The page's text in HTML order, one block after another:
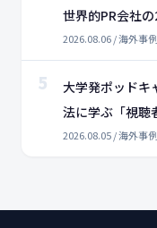
世界的PR会社
2026.08.06 / 海外事例
5
大学発ポッドキ
法に学ぶ「視聴
2026.08.05 / 海外事例